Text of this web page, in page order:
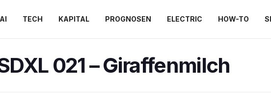
AI TECH KAPITAL PROGNOSEN ELECTRIC HOW-TO
021 – Giraffenmilch